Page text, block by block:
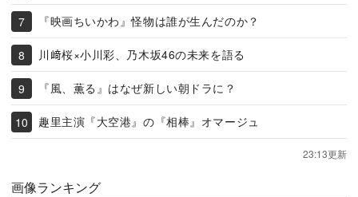
『映画ちいかわ』怪物は誰が生んだのか？
川﨑桜×小川彩、乃木坂46の未来を語る
『風、薫る』はなぜ新しい朝ドラに？
趣里主演『大空港』の『相棒』オマージュ
23:13更新
画像ランキング